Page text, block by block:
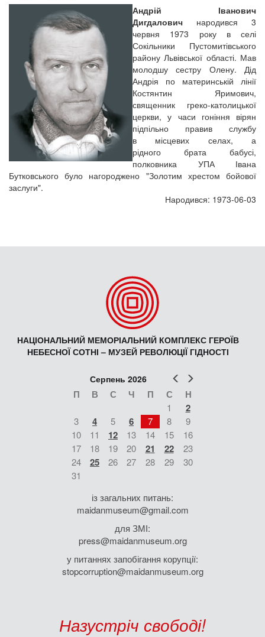
Андрій Іванович
Дигдалович народився 3
червня 1973 року в селі
Сокільники Пустомитівського
району Львівської області. Мав
молодшу сестру Олену. Дід
Андрія по материнській лінії
Костянтин Яримович,
священник греко-католицької
церкви, у часи гоніння вірян
підпільно правив службу
в місцевих селах, а
рідного брата бабусі,
полковника УПА Івана
Бутковського було нагороджено "Золотим хрестом бойової
заслуги".
Народився: 1973-06-03
НАЦІОНАЛЬНИЙ МЕМОРІАЛЬНИЙ КОМПЛЕКС ГЕРОЇВ
НЕБЕСНОЇ СОТНІ – МУЗЕЙ РЕВОЛЮЦІЇ ГІДНОСТІ
Попер
Серпень 2026
П В С Ч П С Н
1 2
3 4 5 6 7 8
9
10
11 12 13 14 15
16
17
18 19 20 21 22
23
24
25 26 27 28 29
30
31
із загальних питань:
maidanmuseum@gmail.com
для ЗМІ:
press@maidanmuseum.org
у питаннях запобігання корупції:
stopcorruption@maidanmuseum.org
Назустріч свободі!